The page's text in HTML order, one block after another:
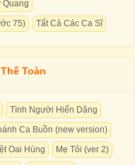
Quang
75) Tất Cả Các Ca Sĩ
Toàn
Tình Người Hiến Dâng
Ca Buồn (new version)
Oai Hùng
Mẹ Tôi (ver 2)